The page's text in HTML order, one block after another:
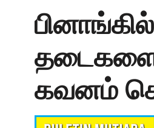
தடைகளை
கவனம்